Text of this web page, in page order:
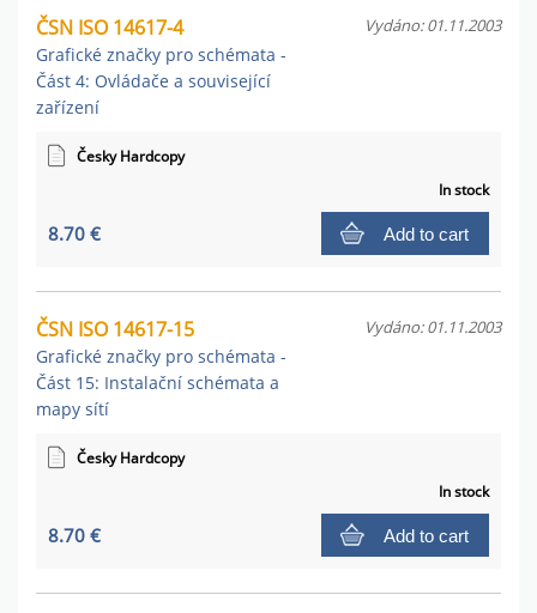
ČSN ISO 14617-4
Grafické značky pro schémata -
Část 4: Ovládače a související
zařízení
Vydáno: 01.11.2003
Česky Hardcopy
In stock
8.70 € Add to cart
ČSN ISO 14617-15
Grafické značky pro schémata -
Část 15: Instalační schémata a
mapy sítí
Vydáno: 01.11.2003
Česky Hardcopy
In stock
8.70 € Add to cart